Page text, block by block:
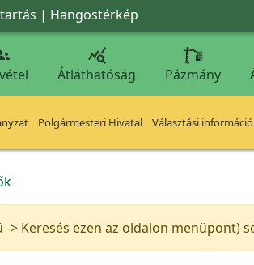
| Hangostérkép

Átláthatóság Pázmány
Polgármesteri Hivatal Választási
Keresés ezen az oldalon menüpont)